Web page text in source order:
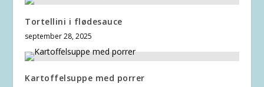
Tortellini i flødesauce
september 28, 2025
Kartoffelsuppe med porrer